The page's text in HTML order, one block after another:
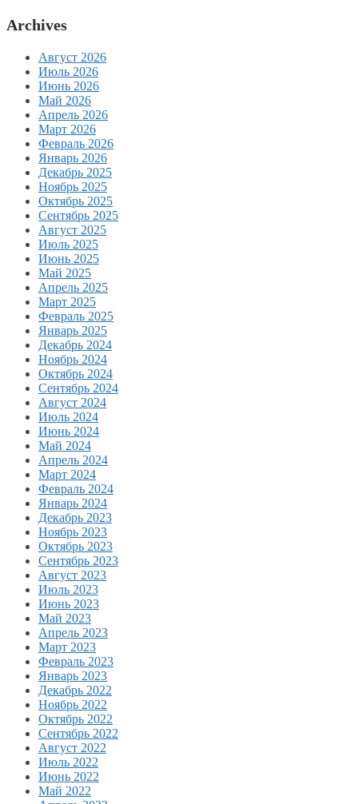
Archives
Август 2026
Июль 2026
Июнь 2026
Май 2026
Апрель 2026
Март 2026
Февраль 2026
Январь 2026
Декабрь 2025
Ноябрь 2025
Октябрь 2025
Сентябрь 2025
Август 2025
Июль 2025
Июнь 2025
Май 2025
Апрель 2025
Март 2025
Февраль 2025
Январь 2025
Декабрь 2024
Ноябрь 2024
Октябрь 2024
Сентябрь 2024
Август 2024
Июль 2024
Июнь 2024
Май 2024
Апрель 2024
Март 2024
Февраль 2024
Январь 2024
Декабрь 2023
Ноябрь 2023
Октябрь 2023
Сентябрь 2023
Август 2023
Июль 2023
Июнь 2023
Май 2023
Апрель 2023
Март 2023
Февраль 2023
Январь 2023
Декабрь 2022
Ноябрь 2022
Октябрь 2022
Сентябрь 2022
Август 2022
Июль 2022
Июнь 2022
Май 2022